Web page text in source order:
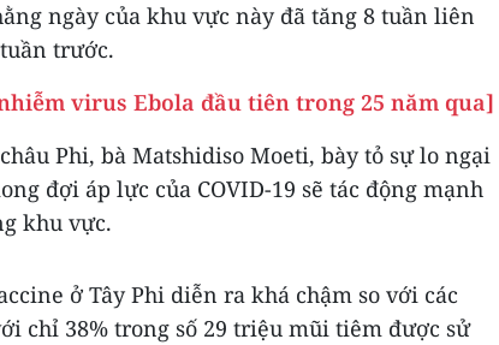
ngày của khu vực này đã tăng 8 tuần liên
trước.
virus Ebola đầu tiên trong 25 năm qua]
Phi, bà Matshidiso Moeti, bày tỏ sự lo ngại
đợi áp lực của COVID-19 sẽ tác động mạnh
khu vực.
ở Tây Phi diễn ra khá chậm so với các
chỉ 38% trong số 29 triệu mũi tiêm được sử